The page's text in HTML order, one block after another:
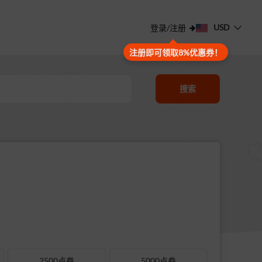
登录/注册
注册即可领取8%优惠券！
USD
搜索